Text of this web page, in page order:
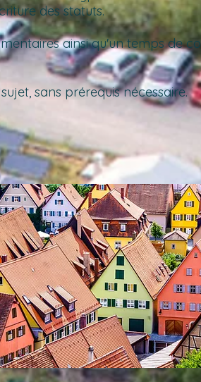
des statuts.
ainsi qu'un temps de
sans prérequis nécessaire.